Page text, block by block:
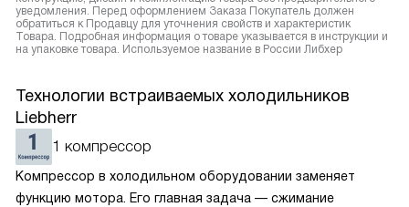
уведомления. Перед оформлением Заказа Покупатель должен
обратиться к Продавцу для уточнения свойств и характеристик
Товара. Подробная информация о товаре указывается в инструкции и
на упаковке товара. Используемое название в России Либхер
Технологии встраиваемых холодильников
Liebherr
1 компрессор
Компрессор в холодильном оборудовании заменяет
функцию мотора. Его главная задача — сжимание